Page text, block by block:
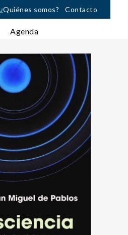
¿Quiénes somos? Contacto
Agenda